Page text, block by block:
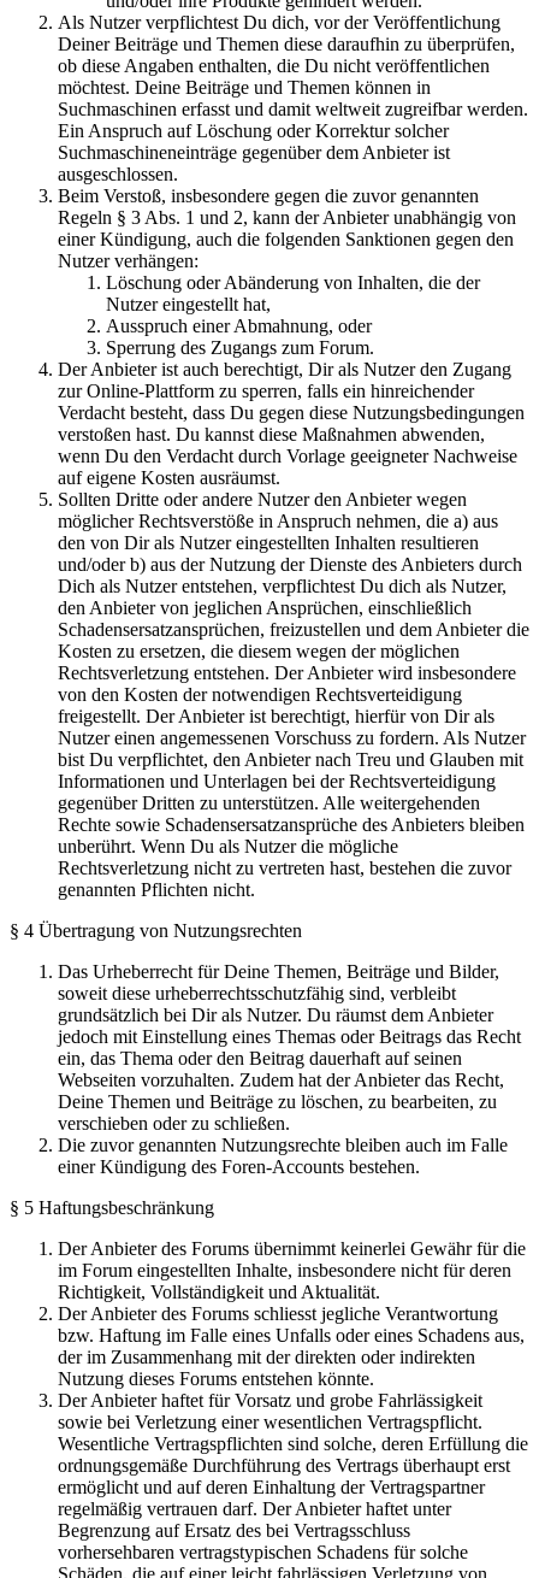
Als Nutzer verpflichtest Du dich, vor der Veröffentlichung
Deiner Beiträge und Themen diese daraufhin zu überprüfen,
ob diese Angaben enthalten, die Du nicht veröffentlichen
möchtest. Deine Beiträge und Themen können in
Suchmaschinen erfasst und damit weltweit zugreifbar werden.
Ein Anspruch auf Löschung oder Korrektur solcher
Suchmaschineneinträge gegenüber dem Anbieter ist
ausgeschlossen.
Beim Verstoß, insbesondere gegen die zuvor genannten
Regeln § 3 Abs. 1 und 2, kann der Anbieter unabhängig von
einer Kündigung, auch die folgenden Sanktionen gegen den
Nutzer verhängen:
Löschung oder Abänderung von Inhalten, die der
Nutzer eingestellt hat,
Ausspruch einer Abmahnung, oder
Sperrung des Zugangs zum Forum.
Der Anbieter ist auch berechtigt, Dir als Nutzer den Zugang
zur Online-Plattform zu sperren, falls ein hinreichender
Verdacht besteht, dass Du gegen diese Nutzungsbedingungen
verstoßen hast. Du kannst diese Maßnahmen abwenden,
wenn Du den Verdacht durch Vorlage geeigneter Nachweise
auf eigene Kosten ausräumst.
Sollten Dritte oder andere Nutzer den Anbieter wegen
möglicher Rechtsverstöße in Anspruch nehmen, die a) aus
den von Dir als Nutzer eingestellten Inhalten resultieren
und/oderb) aus der Nutzung der Dienste des Anbieters durch
Dich als Nutzer entstehen, verpflichtest Du dich als Nutzer,
den Anbieter von jeglichen Ansprüchen, einschließlich
Schadensersatzansprüchen, freizustellen und dem Anbieter die
Kosten zu ersetzen, die diesem wegen der möglichen
Rechtsverletzung entstehen. Der Anbieter wird insbesondere
von den Kosten der notwendigen Rechtsverteidigung
freigestellt. Der Anbieter ist berechtigt, hierfür von Dir als
Nutzer einen angemessenen Vorschuss zu fordern. Als Nutzer
bist Du verpflichtet, den Anbieter nach Treu und Glauben mit
Informationen und Unterlagen bei der Rechtsverteidigung
gegenüber Dritten zu unterstützen. Alle weitergehenden
Rechte sowie Schadensersatzansprüche des Anbieters bleiben
unberührt. Wenn Du als Nutzer die mögliche
Rechtsverletzung nicht zu vertreten hast, bestehen die zuvor
genannten Pflichten nicht.
§ 4 Übertragung von Nutzungsrechten
Das Urheberrecht für Deine Themen, Beiträge und Bilder,
soweit diese urheberrechtsschutzfähig sind, verbleibt
grundsätzlich bei Dir als Nutzer. Du räumst dem Anbieter
jedoch mit Einstellung eines Themas oder Beitrags das Recht
ein, das Thema oder den Beitrag dauerhaft auf seinen
Webseiten vorzuhalten. Zudem hat der Anbieter das Recht,
Deine Themen und Beiträge zu löschen, zu bearbeiten, zu
verschieben oder zu schließen.
Die zuvor genannten Nutzungsrechte bleiben auch im Falle
einer Kündigung des Foren-Accounts bestehen.
§ 5 Haftungsbeschränkung
Der Anbieter des Forums übernimmt keinerlei Gewähr für die
im Forum eingestellten Inhalte, insbesondere nicht für deren
Richtigkeit, Vollständigkeit und Aktualität.
Der Anbieter des Forums schliesst jegliche Verantwortung
bzw. Haftung im Falle eines Unfalls oder eines Schadens aus,
der im Zusammenhang mit der direkten oder indirekten
Nutzung dieses Forums entstehen könnte.
Der Anbieter haftet für Vorsatz und grobe Fahrlässigkeit
sowie bei Verletzung einer wesentlichen Vertragspflicht.
Wesentliche Vertragspflichten sind solche, deren Erfüllung die
ordnungsgemäße Durchführung des Vertrags überhaupt erst
ermöglicht und auf deren Einhaltung der Vertragspartner
regelmäßig vertrauen darf. Der Anbieter haftet unter
Begrenzung auf Ersatz des bei Vertragsschluss
vorhersehbaren vertragstypischen Schadens für solche
Schäden, die auf einer leicht fahrlässigen Verletzung von